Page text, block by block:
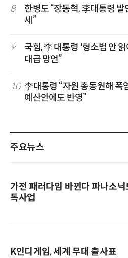
8
한병도 “장동혁, 李대통령
세”
9
국힘, 李 대통령 '형소법 안
대급 망언”
10 李대통령 “자원 총동원해
예산안에도 반영”
주요뉴스
가전 패러다임 바뀐다 파나소닉
독사업
K인디게임, 세계 무대 출사표